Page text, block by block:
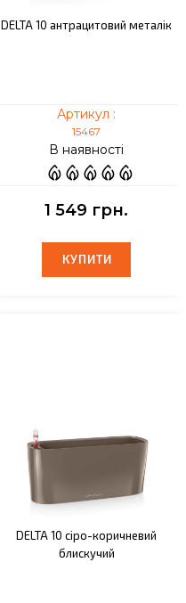
DELTA 10 антрацитовий металік
Артикул :
15467
В наявності
1 549 грн.
КУПИТИ
КУПИТИ
DELTA 10 сіро-коричневий
блискучий